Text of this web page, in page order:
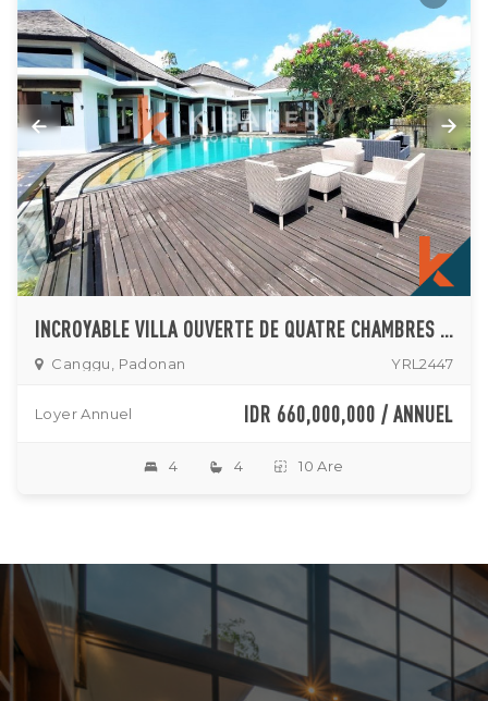
INCROYABLE VILLA OUVERTE DE QUATRE CHAMBRES SITUÉE À CANGGU PADONAN
Canggu, Padonan YRL2447
Loyer Annuel IDR 660,000,000 / ANNUEL
4 4 10 Are